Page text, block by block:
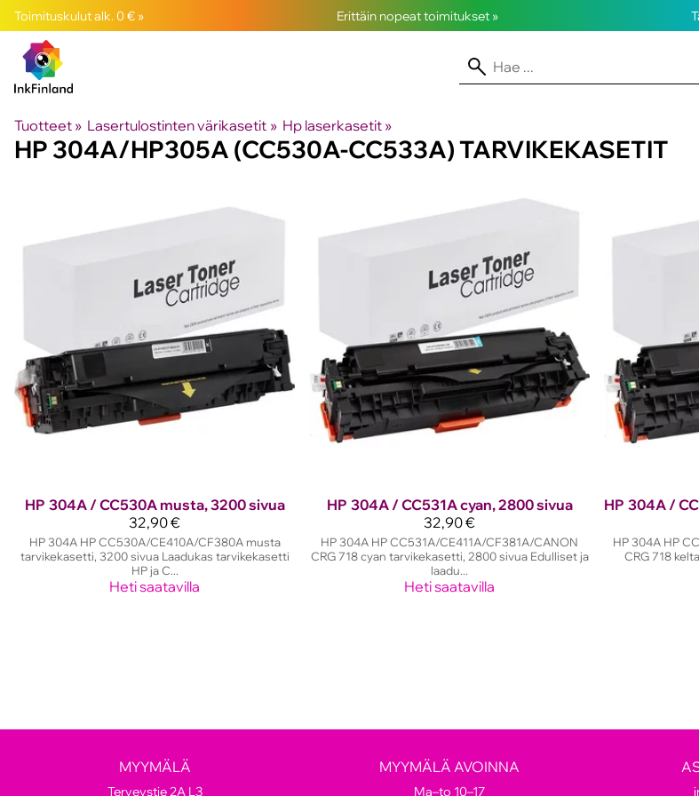
Toimituskulut alk. 0 € » Erittäin nopeat toimitukset »
Tuotteet ‪» Lasertulostinten värikasetit ‪» Hp laserkasetit ‪»
HP 304A/HP305A (CC530A-CC533A) TARVIKEKASETIT
HP 304A / CC530A musta, 3200 sivua
32,90 €
HP 304A HP CC530A/CE410A/CF380A musta
tarvikekasetti, 3200 sivua Laadukas tarvikekasetti
HP ja C...
Heti saatavilla
HP 304A / CC531A cyan, 2800 sivua
32,90 €
HP 304A HP CC531A/CE411A/CF381A/CANON
CRG 718 cyan tarvikekasetti, 2800 sivua Edulliset ja
laadu...
Heti saatavilla
HP 304A /
HP 304A HP
CRG 718
MYYMÄLÄ
Terveystie 2A L3
MYYMÄLÄ AVOINNA
Ma–to 10–17